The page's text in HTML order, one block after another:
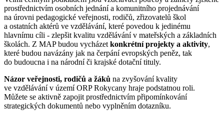
prostřednictvím osobních jednání a komunitního projednávání
na úrovni pedagogické veřejnosti, rodičů, zřizovatelů škol
a ostatních aktérů ve vzdělávání, které povedou k jedinému
hlavnímu cíli - zlepšit kvalitu vzdělávání v mateřských a základních
školách. Z MAP budou vycházet konkrétní projekty a aktivity,
které budou navázány jak na čerpání evropských peněz, tak
do budoucna i na národní či krajské dotační tituly.
Názor veřejnosti, rodičů a žáků na zvyšování kvality
ve vzdělávání v území ORP Rokycany hraje podstatnou roli.
Můžete se aktivně zapojit prostřednictvím připomínkování
strategických dokumentů nebo vyplněním dotazníku.